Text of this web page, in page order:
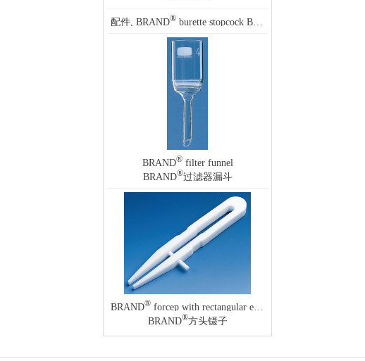
配件, BRAND® burette stopcock Bistabil
BRAND®filter funnel
BRAND®过滤器漏斗
BRAND® forcep with rectangular ends
BRAND®方头镊子